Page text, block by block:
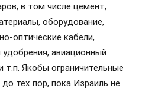
в том числе цемент,
оборудование,
оптические кабели,
авиационный
Якобы ограничительные
тех пор, пока Израиль не